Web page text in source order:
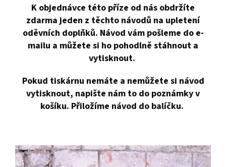
K objednávce této příze od nás obdržíte
zdarma jeden z těchto návodů na upletení
oděvních doplňků. Návod vám pošleme do e-
mailu a můžete si ho pohodlně stáhnout a
vytisknout.
Pokud tiskárnu nemáte a nemůžete si návod
vytisknout, napište nám to do poznámky v
košíku. Přiložíme návod do balíčku.